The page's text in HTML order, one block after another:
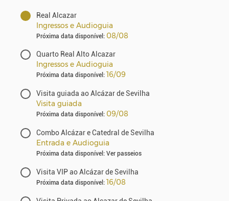
Real Alcazar
Ingressos e Audioguia
Próxima data disponível: 08/08
Quarto Real Alto Alcazar
Ingressos e Audioguia
Próxima data disponível: 16/09
Visita guiada ao Alcázar de Sevilha
Visita guiada
Próxima data disponível: 09/08
Combo Alcázar e Catedral de Sevilha
Entrada e Audioguia
Próxima data disponível: Ver passeios
Visita VIP ao Alcázar de Sevilha
Próxima data disponível: 16/08